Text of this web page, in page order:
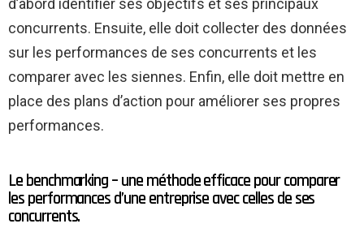
concurrents. Ensuite, elle doit collecter des données
sur les performances de ses concurrents et les
comparer avec les siennes. Enfin, elle doit mettre en
place des plans d’action pour améliorer ses propres
performances.
Le benchmarking – une méthode efficace pour comparer
les performances d’une entreprise avec celles de ses
concurrents.